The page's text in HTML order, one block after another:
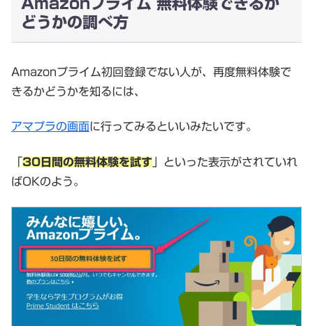
Amazonプライム 無料体験できるか
どうかの調べ方
Amazonプライム初回登録でない人が、再度無料体験で
きるかどうかを知るには、
アマプラの画面に行ってみるといいみたいです。
30日間の無料体験を試す 」といった表示がされていれ
ばOKのよう。